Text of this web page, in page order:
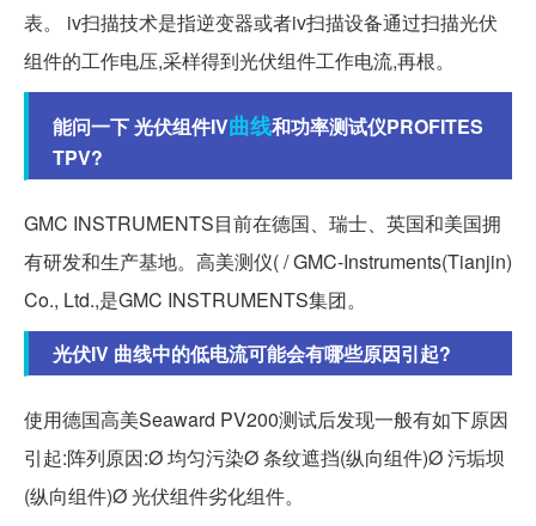
表。 iv扫描技术是指逆变器或者iv扫描设备通过扫描光伏
组件的工作电压,采样得到光伏组件工作电流,再根。
能问一下 光伏组件IV曲线和功率测试仪PROFITES
TPV?
GMC INSTRUMENTS目前在德国、瑞士、英国和美国拥
有研发和生产基地。高美测仪( / GMC-Instruments(Tianjin)
Co., Ltd.,是GMC INSTRUMENTS集团。
光伏IV 曲线中的低电流可能会有哪些原因引起?
使用德国高美Seaward PV200测试后发现一般有如下原因
引起:阵列原因:Ø 均匀污染Ø 条纹遮挡(纵向组件)Ø 污垢坝
(纵向组件)Ø 光伏组件劣化组件。